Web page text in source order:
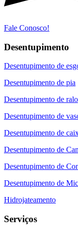
Fale Conosco!
Desentupimento
Desentupimento de
Desentupimento de pia
Desentupimento de ralo
Desentupimento de
Desentupimento de
Desentupimento de
Desentupimento de
Desentupimento de
Hidrojateamento
Serviços